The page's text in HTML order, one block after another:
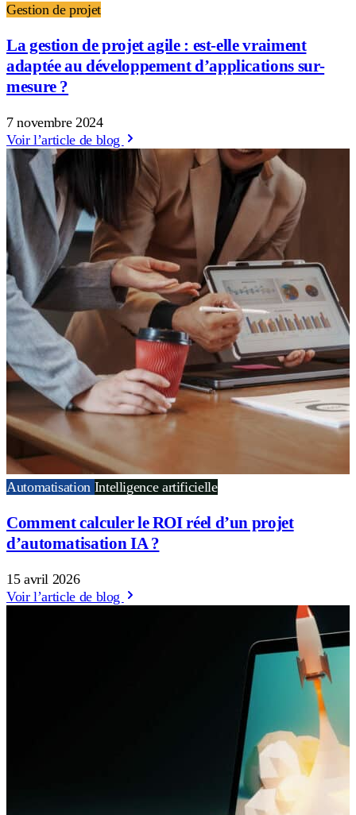
Gestion de projet
La gestion de projet agile : est-elle vraiment
adaptée au développement d’applications sur-
mesure ?
7 novembre 2024
Voir l’article de blog
Automatisation Intelligence artificielle
Comment calculer le ROI réel d’un projet
d’automatisation IA ?
15 avril 2026
Voir l’article de blog